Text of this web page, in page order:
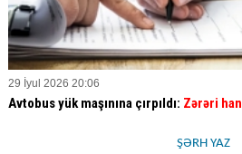
29 İyul 2026 20:06
Avtobus yük maşınına çırpıldı: Zərəri
ŞƏRH YAZ